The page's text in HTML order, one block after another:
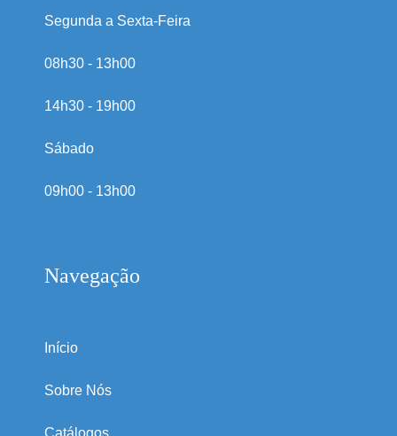
Segunda a Sexta-Feira
08h30 - 13h00
14h30 - 19h00
Sábado
09h00 - 13h00
Navegação
Início
Sobre Nós
Catálogos